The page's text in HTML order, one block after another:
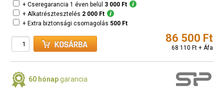
+ Cseregarancia 1 éven belül 3 000 Ft
+ Alkatrésztesztelés 2 000 Ft
+ Extra biztonsági csomagolás 500 Ft
86 500 Ft
68 110 Ft + Áfa
60 hónapgarancia